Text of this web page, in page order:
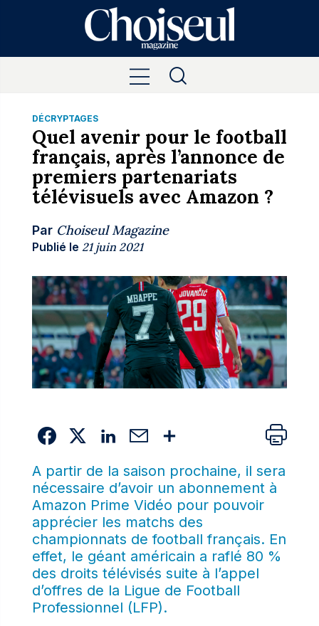
DÉCRYPTAGES
Quel avenir pour le football
français, après l’annonce de
premiers partenariats
télévisuels avec Amazon ?
Par Choiseul Magazine
Publié le 21 juin 2021
A partir de la saison prochaine, il sera
nécessaire d’avoir un abonnement à
Amazon Prime Vidéo pour pouvoir
apprécier les matchs des
championnats de football français. En
effet, le géant américain a raflé 80 %
des droits télévisés suite à l’appel
d’offres de la Ligue de Football
Professionnel (LFP).